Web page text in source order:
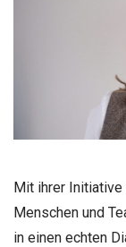
Mit ihrer
Menschen und
in einen echten